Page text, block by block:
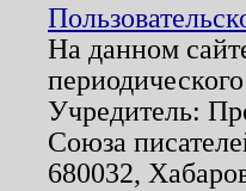
На данном
Учредитель:
Союза
680032,